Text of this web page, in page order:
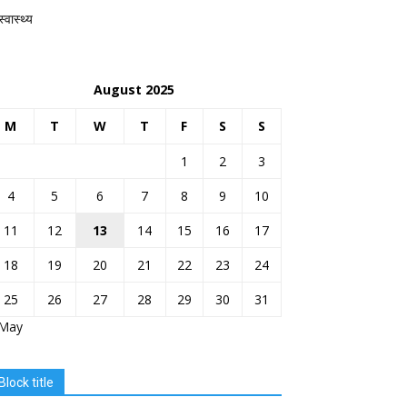
August 2025
M T W T F S S
1 2
3
4
5 6 7 8 9
10
11
12 13 14 15 16
17
18
19 20 21 22 23
24
25
26 27 28 29 30
31
title